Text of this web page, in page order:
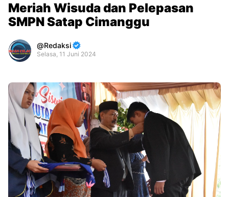
Meriah Wisuda dan Pelepasan
SMPN Satap Cimanggu
Redaksi
Selasa, 11 Juni 2024
By
Raushan
Design
With
Shroff
Templates